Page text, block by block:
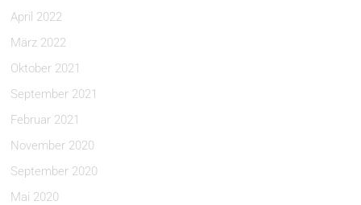
April 2022
März 2022
Oktober 2021
September 2021
Februar 2021
November 2020
September 2020
Mai 2020